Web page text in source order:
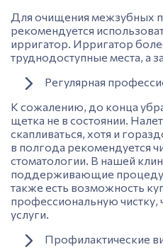
Для очищения межзубных
рекомендуется
ирригатор. Ирригатор
труднодоступные места, а
Регулярная
К сожалению, до конца
щетка не в состоянии.
скапливаться, хотя и
в полгода рекомендуется
стоматологии. В нашей
поддерживающие
также есть возможность
профессиональную чистку,
услуги.
Профилактические